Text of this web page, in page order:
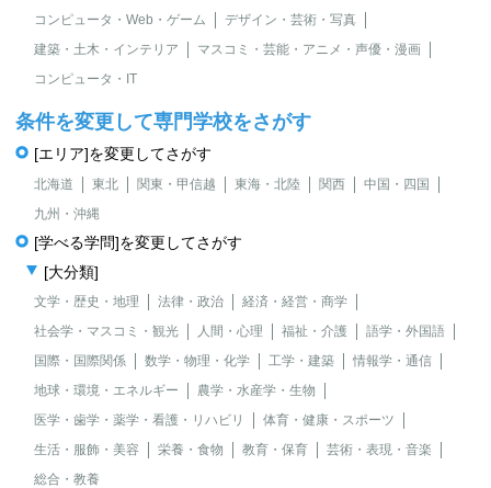
コンピュータ・Web・ゲーム
デザイン・芸術・写真
建築・土木・インテリア
マスコミ・芸能・アニメ・声優・漫画
コンピュータ・IT
条件を変更して専門学校をさがす
[エリア]を変更してさがす
北海道 東北 関東・甲信越 東海・北陸 関西
中国・四国
九州・沖縄
[学べる学問]を変更してさがす
[大分類]
文学・歴史・地理 法律・政治
経済・経営・商学
社会学・マスコミ・観光
人間・心理 福祉・介護
語学・外国語
国際・国際関係
数学・物理・化学 工学・建築
情報学・通信
地球・環境・エネルギー
農学・水産学・生物
医学・歯学・薬学・看護・リハビリ
体育・健康・スポーツ
生活・服飾・美容
栄養・食物 教育・保育
芸術・表現・音楽
総合・教養